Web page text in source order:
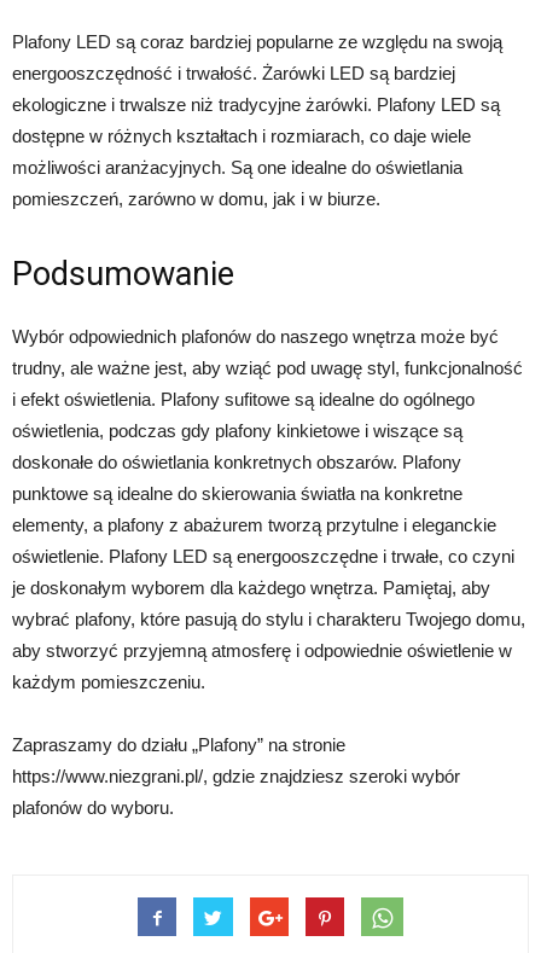
Plafony LED są coraz bardziej popularne ze względu na swoją
energooszczędność i trwałość. Żarówki LED są bardziej
ekologiczne i trwalsze niż tradycyjne żarówki. Plafony LED są
dostępne w różnych kształtach i rozmiarach, co daje wiele
możliwości aranżacyjnych. Są one idealne do oświetlania
pomieszczeń, zarówno w domu, jak i w biurze.
Podsumowanie
Wybór odpowiednich plafonów do naszego wnętrza może być
trudny, ale ważne jest, aby wziąć pod uwagę styl, funkcjonalność
i efekt oświetlenia. Plafony sufitowe są idealne do ogólnego
oświetlenia, podczas gdy plafony kinkietowe i wiszące są
doskonałe do oświetlania konkretnych obszarów. Plafony
punktowe są idealne do skierowania światła na konkretne
elementy, a plafony z abażurem tworzą przytulne i eleganckie
oświetlenie. Plafony LED są energooszczędne i trwałe, co czyni
je doskonałym wyborem dla każdego wnętrza. Pamiętaj, aby
wybrać plafony, które pasują do stylu i charakteru Twojego domu,
aby stworzyć przyjemną atmosferę i odpowiednie oświetlenie w
każdym pomieszczeniu.
Zapraszamy do działu „Plafony” na stronie
https://www.niezgrani.pl/, gdzie znajdziesz szeroki wybór
plafonów do wyboru.